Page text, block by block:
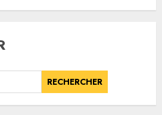
RECHERCHER